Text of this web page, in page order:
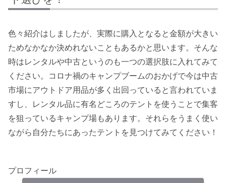
色々紹介はしましたが、実際に購入となると金額が大きい
ためなかなか決めれないこともあるかと思います。そんな
時はレンタルや中古というのも一つの選択肢に入れてみて
ください。コロナ禍のキャンプブームのおかげで今は中古
市場にアウトドア用品が多く出回っていると言われていま
すし、レンタル品に有名どころのテントを使うことで集客
を狙っているキャンプ場もあります。それらをうまく使い
ながら自分たちにあったテントを見つけてみてください！
プロフィール